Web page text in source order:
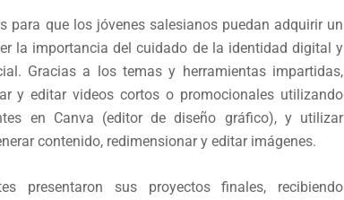
para que los jóvenes salesianos puedan adquirir un
la importancia del cuidado de la identidad digital y
Gracias a los temas y herramientas impartidas,
y editar videos cortos o promocionales utilizando
en Canva (editor de diseño gráfico), y utilizar
contenido, redimensionar y editar imágenes.
presentaron sus proyectos finales, recibiendo